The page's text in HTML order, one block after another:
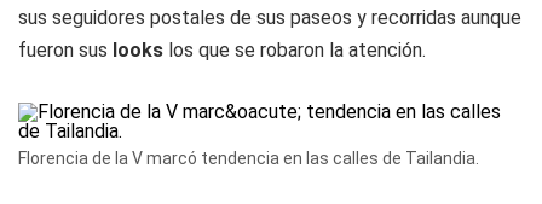
sus seguidores postales de sus paseos y recorridas aunque
fueron sus looks los que se robaron la atención.
Florencia de la V marcó tendencia en las calles de Tailandia.